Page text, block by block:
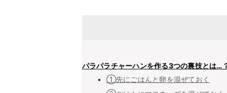
パラパラチャーハンを作る3つの裏技とは…
①先にごはんと卵を混ぜておく